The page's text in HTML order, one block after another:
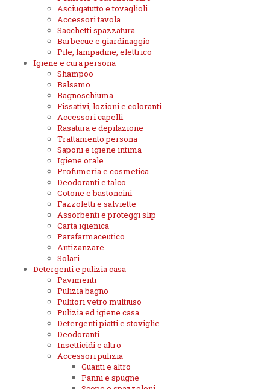
Asciugatutto e tovaglioli
Accessori tavola
Sacchetti spazzatura
Barbecue e giardinaggio
Pile, lampadine, elettrico
Igiene e cura persona
Shampoo
Balsamo
Bagnoschiuma
Fissativi, lozioni e coloranti
Accessori capelli
Rasatura e depilazione
Trattamento persona
Saponi e igiene intima
Igiene orale
Profumeria e cosmetica
Deodoranti e talco
Cotone e bastoncini
Fazzoletti e salviette
Assorbenti e proteggi slip
Carta igienica
Parafarmaceutico
Antizanzare
Solari
Detergenti e pulizia casa
Pavimenti
Pulizia bagno
Pulitori vetro multiuso
Pulizia ed igiene casa
Detergenti piatti e stoviglie
Deodoranti
Insetticidi e altro
Accessori pulizia
Guanti e altro
Panni e spugne